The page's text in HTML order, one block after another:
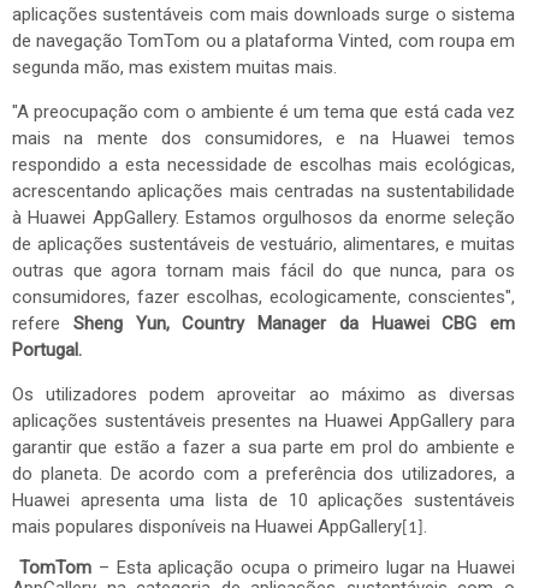
aplicações sustentáveis com mais downloads surge o sistema
de navegação TomTom ou a plataforma Vinted, com roupa em
segunda mão, mas existem muitas mais.
"A preocupação com o ambiente é um tema que está cada vez
mais na mente dos consumidores, e na Huawei temos
respondido a esta necessidade de escolhas mais ecológicas,
acrescentando aplicações mais centradas na sustentabilidade
à Huawei AppGallery. Estamos orgulhosos da enorme seleção
de aplicações sustentáveis de vestuário, alimentares, e muitas
outras que agora tornam mais fácil do que nunca, para os
consumidores, fazer escolhas, ecologicamente, conscientes",
refere
Sheng Yun, Country Manager da Huawei CBG em
Portugal.
Os utilizadores podem aproveitar ao máximo as diversas
aplicações sustentáveis presentes na Huawei AppGallery para
garantir que estão a fazer a sua parte em prol do ambiente e
do planeta. De acordo com a preferência dos utilizadores, a
Huawei apresenta uma lista de 10 aplicações sustentáveis
mais populares disponíveis na Huawei AppGallery [1] .
TomTom – Esta aplicação ocupa o primeiro lugar na Huawei